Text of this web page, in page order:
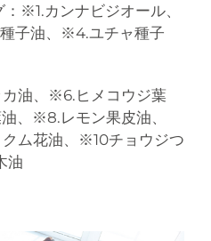
※1.カンナビジオール、
子油、※4.ユチャ種子
油、※6.ヒメコウジ葉
、※8.レモン果皮油、
ム花油、※10チョウジつ
油